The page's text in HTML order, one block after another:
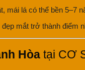
mái lá có thể bền 5–7
mắt trở thành điểm
Hòa tại CƠ